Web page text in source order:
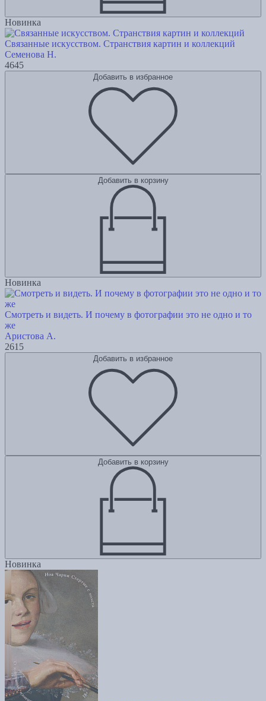
Новинка
Связанные искусством. Странствия картин и коллекций
Семенова Н.
4645
Добавить в избранное
Добавить в корзину
Новинка
Смотреть и видеть. И почему в фотографии это не одно и то
же
Аристова А.
2615
Добавить в избранное
Добавить в корзину
Новинка